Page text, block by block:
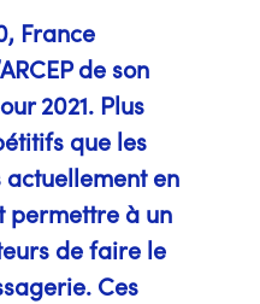
France
de son
2021. Plus
que les
en
permettre à un
de faire le
Ces